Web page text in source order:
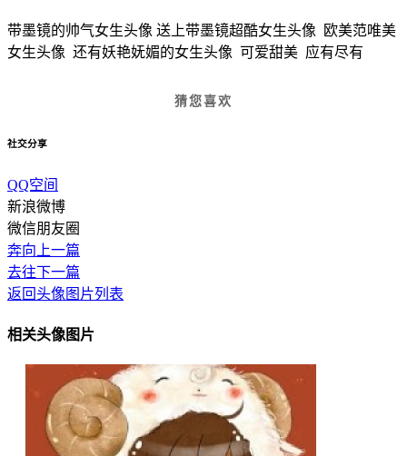
带墨镜的帅气女生头像 送上带墨镜超酷女生头像 欧美范唯美
女生头像 还有妖艳妩媚的女生头像 可爱甜美 应有尽有
猜您喜欢
社交分享
QQ空间
新浪微博
微信朋友圈
奔向上一篇
去往下一篇
返回头像图片列表
相关头像图片